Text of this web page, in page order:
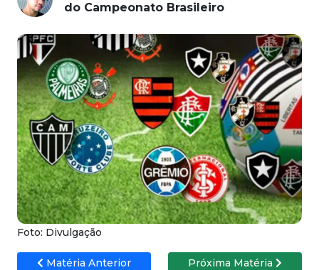
do Campeonato Brasileiro
Foto: Divulgação
Matéria Anterior Próxima Matéria